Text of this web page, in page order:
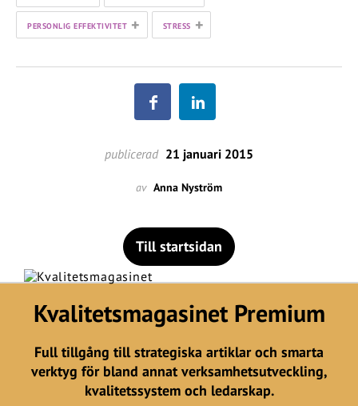
PERSONLIG EFFEKTIVITET + STRESS +
publicerad 21 januari 2015
av Anna Nyström
Till startsidan
Kvalitetsmagasinet Premium
Full tillgång till strategiska artiklar och smarta
verktyg för bland annat verksamhetsutveckling,
kvalitetssystem och ledarskap.